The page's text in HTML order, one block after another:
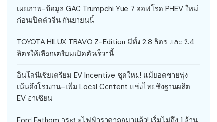
เผยภาพ-ข้อมูล GAC Trumpchi Yue 7 ออฟโรด PHEV ใหม่
ก่อนเปิดตัวจีน กันยายนนี้
TOYOTA HILUX TRAVO Z-Edition มีทั้ง 2.8 ลิตร และ 2.4
ลิตรให้เลือกเตรียมเปิดตัวเร็วๆนี้
อินโดนีเซียเตรียม EV Incentive ชุดใหม่! แม้ยอดขายพุ่ง
เน้นดึงโรงงาน–เพิ่ม Local Content แข่งไทยชิงฐานผลิต
EV อาเซียน
Ford Fathom กระบะไฟฟ้าราคาถูกมาแล้ว! เริ่มไม่ถึง 1 ล้าน